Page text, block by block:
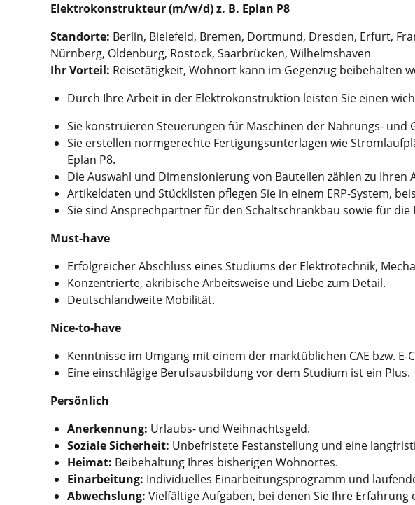
Elektrokonstrukteur (m/w/d) z. B. Eplan P8
Standorte: Berlin, Bielefeld, Bremen, Dortmund, Dresden, Erfurt,
Nürnberg, Oldenburg, Rostock, Saarbrücken, Wilhelmshaven
Ihr Vorteil: Reisetätigkeit, Wohnort kann im Gegenzug beibehalten
Durch Ihre Arbeit in der Elektrokonstruktion leisten Sie einen
Sie konstruieren Steuerungen für Maschinen der Nahrungs- und
Sie erstellen normgerechte Fertigungsunterlagen wie
Eplan P8.
Die Auswahl und Dimensionierung von Bauteilen zählen zu Ihren
Artikeldaten und Stücklisten pflegen Sie in einem ERP-System,
Sie sind Ansprechpartner für den Schaltschrankbau sowie für
Must-have
Erfolgreicher Abschluss eines Studiums der Elektrotechnik,
Konzentrierte, akribische Arbeitsweise und Liebe zum Detail.
Deutschlandweite Mobilität.
Nice-to-have
Kenntnisse im Umgang mit einem der marktüblichen CAE bzw. E-
Eine einschlägige Berufsausbildung vor dem Studium ist ein Plus.
Persönlich
Anerkennung: Urlaubs- und Weihnachtsgeld.
Soziale Sicherheit: Unbefristete Festanstellung und eine
Heimat: Beibehaltung Ihres bisherigen Wohnortes.
Einarbeitung: Individuelles Einarbeitungsprogramm und
Abwechslung: Vielfältige Aufgaben, bei denen Sie Ihre